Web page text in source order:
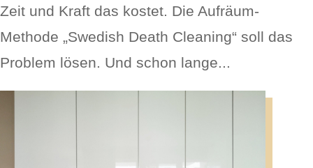
Zeit und Kraft das kostet. Die Aufräum-
Methode „Swedish Death Cleaning“ soll das
Problem lösen. Und schon lange...